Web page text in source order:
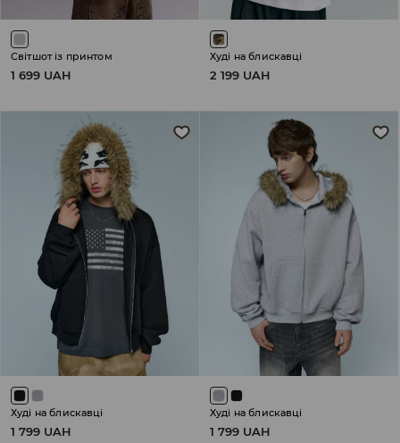
Світшот із принтом
1 699 UAH
Худі на блискавці
2 199 UAH
Худі на блискавці
1 799 UAH
Худі на блискавці
1 799 UAH